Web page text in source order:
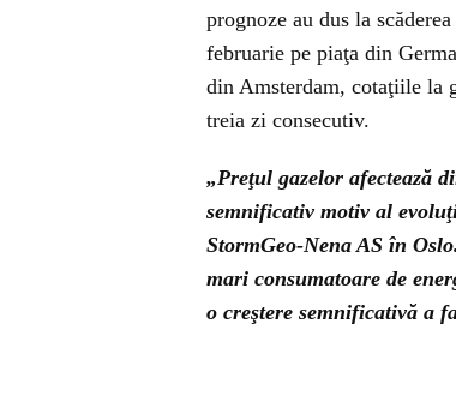
prognoze au dus la
februarie pe piaţa din
din Amsterdam, cotaţiile la
treia zi consecutiv.
„Preţul gazelor afectează
semnificativ motiv al
StormGeo-Nena AS în
mari consumatoare de
o creştere semnificativă a